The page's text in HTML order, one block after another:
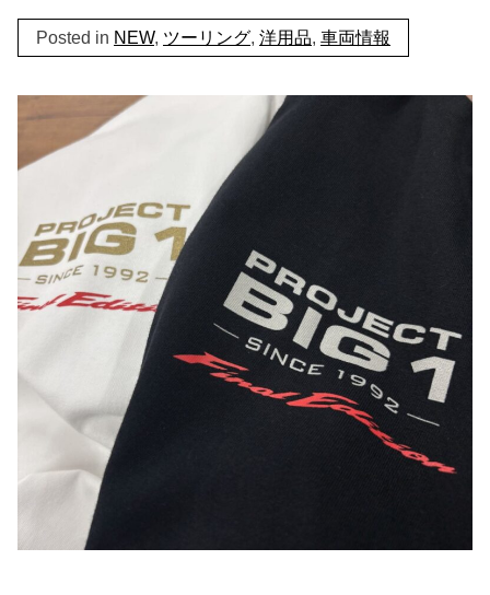
Posted in NEW, ツーリング, 洋用品, 車両情報